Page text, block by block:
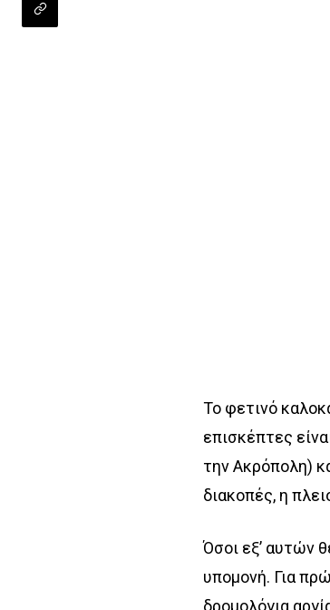
Το φετινό
επισκέπτες
την Ακρόπολη)
διακοπές, η
Όσοι εξ’ αυτών
υπομονή. Για
δρομολόγια